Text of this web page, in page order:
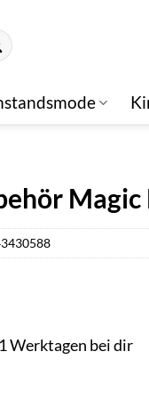
Werktagen bei dir